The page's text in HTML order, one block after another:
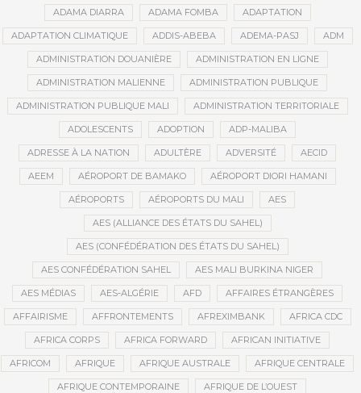
ADAMA DIARRA ADAMA FOMBA ADAPTATION
ADAPTATION CLIMATIQUE ADDIS-ABEBA ADEMA-PASJ ADM
ADMINISTRATION DOUANIÈRE ADMINISTRATION EN LIGNE
ADMINISTRATION MALIENNE ADMINISTRATION PUBLIQUE
ADMINISTRATION PUBLIQUE MALI ADMINISTRATION TERRITORIALE
ADOLESCENTS ADOPTION ADP-MALIBA
ADRESSE À LA NATION ADULTÈRE ADVERSITÉ AECID
AEEM AÉROPORT DE BAMAKO AÉROPORT DIORI HAMANI
AÉROPORTS AÉROPORTS DU MALI AES
AES (ALLIANCE DES ÉTATS DU SAHEL)
AES (CONFÉDÉRATION DES ÉTATS DU SAHEL)
AES CONFÉDÉRATION SAHEL AES MALI BURKINA NIGER
AES MÉDIAS AES-ALGÉRIE AFD AFFAIRES ÉTRANGÈRES
AFFAIRISME AFFRONTEMENTS AFREXIMBANK AFRICA CDC
AFRICA CORPS AFRICA FORWARD AFRICAN INITIATIVE
AFRICOM AFRIQUE AFRIQUE AUSTRALE AFRIQUE CENTRALE
AFRIQUE CONTEMPORAINE AFRIQUE DE L’OUEST